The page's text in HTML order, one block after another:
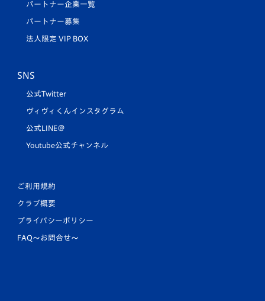
パートナー企業一覧
パートナー募集
法人限定 VIP BOX
SNS
公式Twitter
ヴィヴィくんインスタグラム
公式LINE＠
Youtube公式チャンネル
ご利用規約
クラブ概要
プライバシーポリシー
FAQ〜お問合せ〜